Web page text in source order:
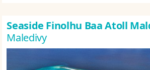
Seaside Finolhu Baa Atoll
Maledivy